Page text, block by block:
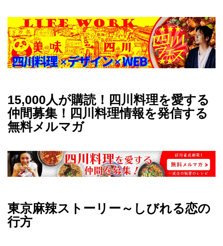
15,000人が購読！四川料理を愛する
仲間募集！四川料理情報を発信する
無料メルマガ
東京麻辣ストーリー～しびれる恋の
行方